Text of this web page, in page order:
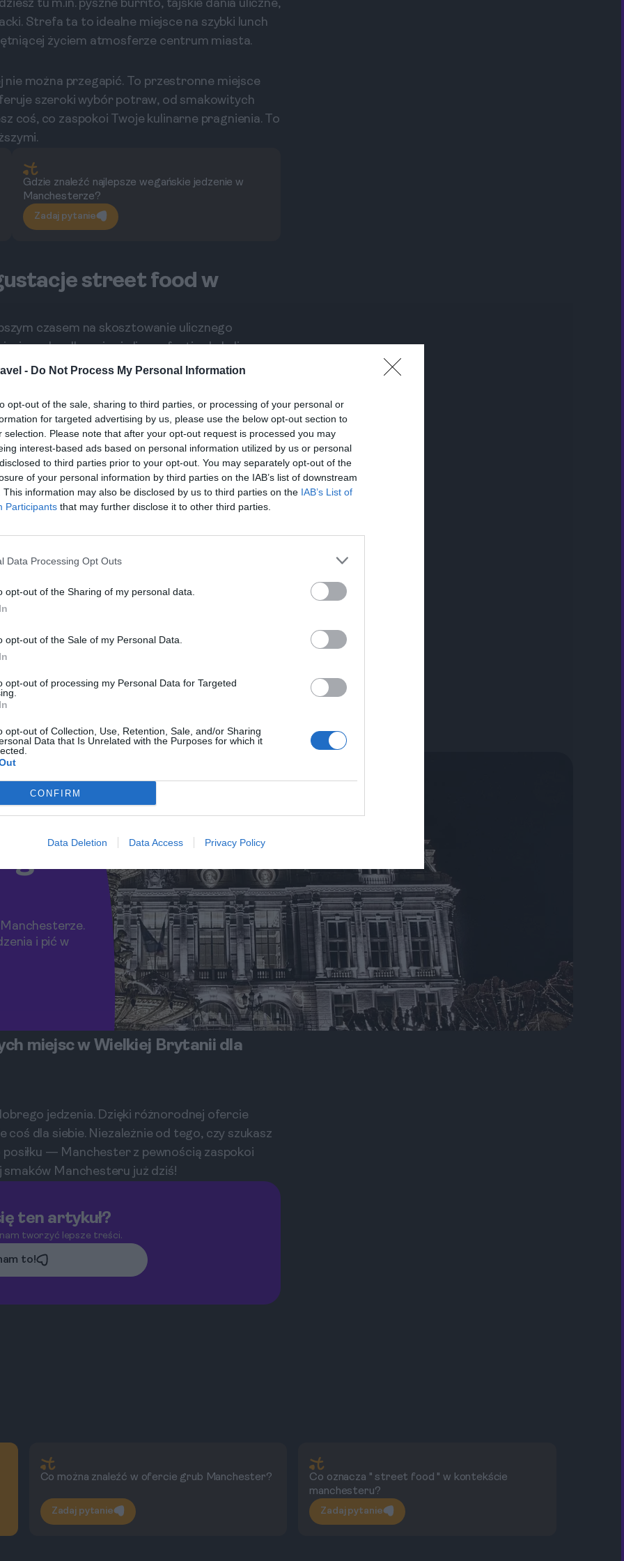
- Do Not Process My Personal Information
opt-out of the sale, sharing to third parties, or processing of your personal or
for targeted advertising by us, please use the below opt-out section to
selection. Please note that after your opt-out request is processed you may
interest-based ads based on personal information utilized by us or personal
to third parties prior to your opt-out. You may separately opt-out of the
of your personal information by third parties on the IAB’s list of downstream
This information may also be disclosed by us to third parties on the IAB’s List of
Participants that may further disclose it to other third parties.
Data Processing Opt Outs
opt-out of the Sharing of my personal data.
opt-out of the Sale of my Personal Data.
opt-out of processing my Personal Data for Targeted
opt-out of Collection, Use, Retention, Sale, and/or Sharing
Data that Is Unrelated with the Purposes for which it
CONFIRM
Data Deletion Data Access Privacy Policy
tu m.in. pyszne burrito, tajskie dania uliczne,
Strefa ta to idealne miejsce na szybki lunch
życiem atmosferze centrum miasta.
można przegapić. To przestronne miejsce
szeroki wybór potraw, od smakowitych
coś, co zaspokoi Twoje kulinarne pragnienia. To
Gdzie znaleźć najlepsze wegańskie jedzenie w
Manchesterze?
Zadaj pytanie
street food w
czasem na skosztowanie ulicznego
odbywają się liczne festiwale kulinarne,
pogoda sprzyja jedzeniu na świeżym
doskonałej infrastrukturze komunikacyjnej.
Manchester lub przyjechać pociągiem z innych
jest dobrze rozwinięty, oferując
trasach, co ułatwia dostęp do różnych
sprawia, że każdy turysta znajdzie coś dla
od 5 do 10 funtów za posiłek. Jeśli chcesz
budżet od 40 do 70 funtów na
Z kolei na tradycyjną kolację w lokalnej
W centrum miasta można znaleźć zarówno
preferujących lokalną atmosferę polecamy
Dzielnice takie jak Northern Quarter czy
bliskość do popularnych rynków i miejsc
i pić w
miejsc w Wielkiej Brytanii dla
jedzenia. Dzięki różnorodnej ofercie
dla siebie. Niezależnie od tego, czy szukasz
— Manchester z pewnością zaspokoi
smaków Manchesteru już dziś!
ten artykuł?
tworzyć lepsze treści.
to!
Co można znaleźć w ofercie grub Manchester?
Zadaj pytanie
Co oznacza " street food " w kontekście
manchesteru?
Zadaj pytanie